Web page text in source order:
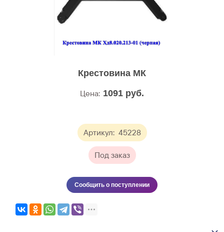
Крестовина МК
Артикул: 45228
Под заказ
Цена: 1091 руб.
Сообщить о поступлении